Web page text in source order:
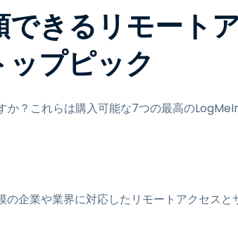
きるリモート
プピック
か？これらは購入可能な7つの最高の
企業や業界に対応したリモートアクセスと